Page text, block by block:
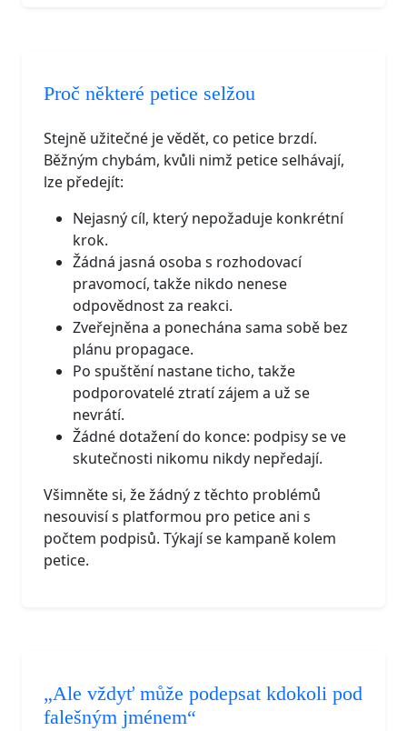
Proč některé petice selžou
Stejně užitečné je vědět, co petice brzdí.
Běžným chybám, kvůli nimž petice selhávají,
lze předejít:
Nejasný cíl, který nepožaduje konkrétní
krok.
Žádná jasná osoba s rozhodovací
pravomocí, takže nikdo nenese
odpovědnost za reakci.
Zveřejněna a ponechána sama sobě bez
plánu propagace.
Po spuštění nastane ticho, takže
podporovatelé ztratí zájem a už se
nevrátí.
Žádné dotažení do konce: podpisy se ve
skutečnosti nikomu nikdy nepředají.
Všimněte si, že žádný z těchto problémů
nesouvisí s platformou pro petice ani s
počtem podpisů. Týkají se kampaně kolem
petice.
„Ale vždyť může podepsat kdokoli pod
falešným jménem“